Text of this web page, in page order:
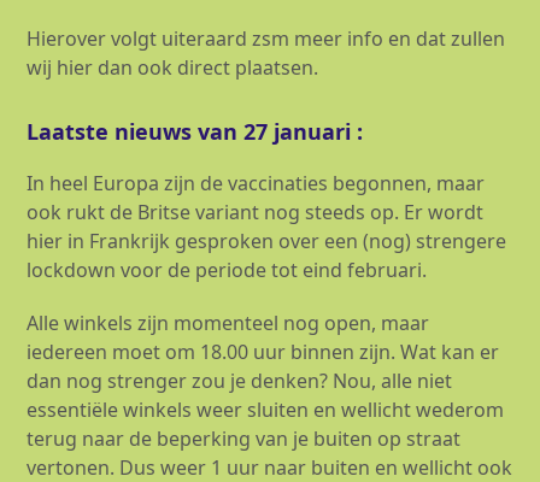
Hierover volgt uiteraard zsm meer info en dat zullen
wij hier dan ook direct plaatsen.
Laatste nieuws van 27 januari :
In heel Europa zijn de vaccinaties begonnen, maar
ook rukt de Britse variant nog steeds op. Er wordt
hier in Frankrijk gesproken over een (nog) strengere
lockdown voor de periode tot eind februari.
Alle winkels zijn momenteel nog open, maar
iedereen moet om 18.00 uur binnen zijn. Wat kan er
dan nog strenger zou je denken? Nou, alle niet
essentiële winkels weer sluiten en wellicht wederom
terug naar de beperking van je buiten op straat
vertonen. Dus weer 1 uur naar buiten en wellicht ook